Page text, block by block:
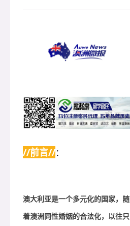
//前言//：
澳大利亚是一个多元化的国家，随
着澳洲同性婚姻的合法化，以往只